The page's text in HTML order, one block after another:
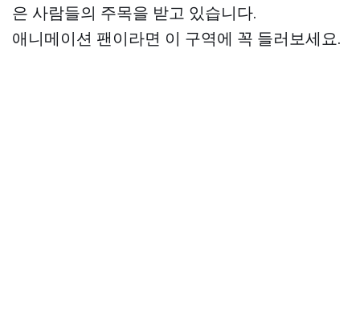
은 사람들의 주목을 받고 있습니다.
애니메이션 팬이라면 이 구역에 꼭 들러보세요.